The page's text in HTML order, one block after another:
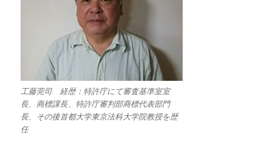
工藤莞司 経歴：特許庁にて審査基準室室
長、商標課長、特許庁審判部商標代表部門
長、その後首都大学東京法科大学院教授を歴
任